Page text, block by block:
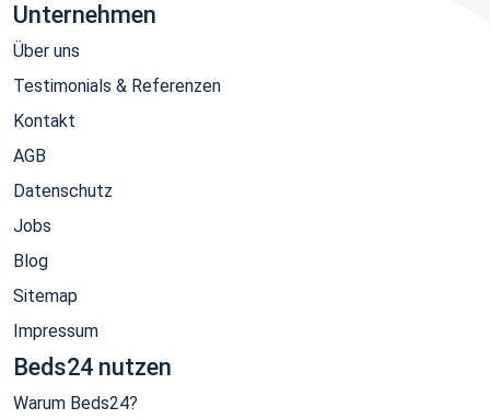
Unternehmen
Über uns
Testimonials & Referenzen
Kontakt
AGB
Datenschutz
Jobs
Blog
Sitemap
Impressum
Beds24 nutzen
Warum Beds24?